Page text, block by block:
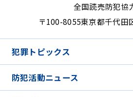
全国読売防犯協
〒100-8055東京都千代田
犯罪トピックス
防犯活動ニュース